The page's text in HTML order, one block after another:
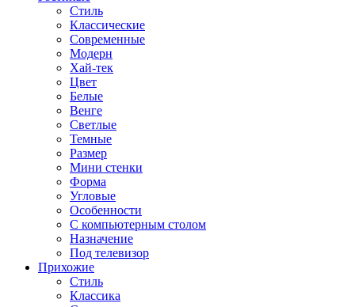
Стиль
Классические
Современные
Модерн
Хай-тек
Цвет
Белые
Венге
Светлые
Темные
Размер
Мини стенки
Форма
Угловые
Особенности
С компьютерным столом
Назначение
Под телевизор
Прихожие
Стиль
Классика